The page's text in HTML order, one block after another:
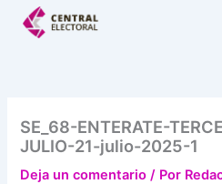
SE_68-ENTERATE-
JULIO-21-julio-2025-1
Deja un comentario / Por